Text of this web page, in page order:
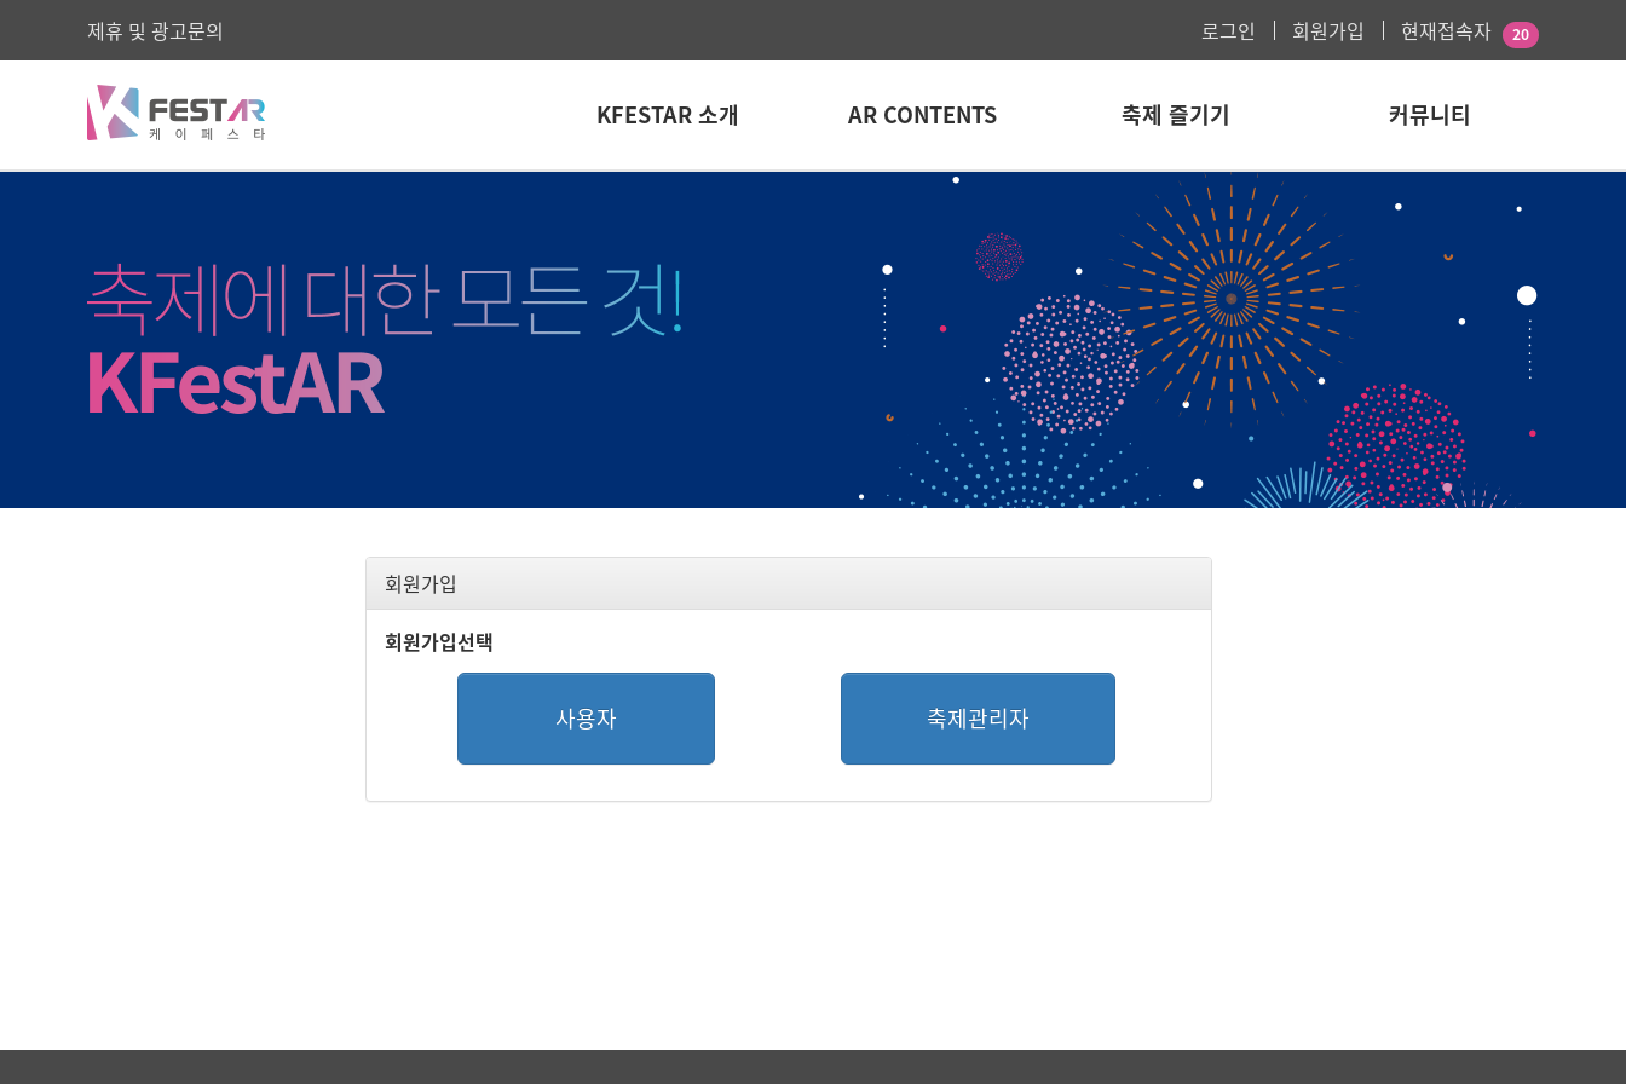
제휴 및 광고문의 로그인 회원가입 현재접속자 20
KFESTAR 소개 AR CONTENTS 축제 즐기기 커뮤니티
회원가입
회원가입선택
사용자 축제관리자